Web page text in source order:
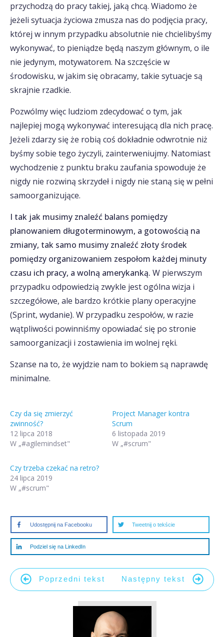
przychodzą do pracy takiej, jaką chcą. Wiadomo że
jeżeli sytuacja życiowa zmusza nas do podjęcia pracy,
której w innym przypadku absolutnie nie chcielibyśmy
wykonywać, to pieniądze będą naszym głównym, o ile
nie jedynym, motywatorem. Na szczęście w
środowisku, w jakim się obracamy, takie sytuacje są
skrajnie rzadkie.
Pozwólmy więc ludziom zdecydować o tym, jak
najlepiej mogą wykonywać interesującą dla nich pracę.
Jeżeli zdarzy się że robią coś dokładnie odwrotnie niż
byśmy sobie tego życzyli, zainterweniujmy. Natomiast
wychodzenie z punktu braku zaufania spowoduje że
nigdy nie rozwiną skrzydeł i nigdy nie staną się w pełni
samoorganizujące.
I tak jak musimy znaleźć balans pomiędzy
planowaniem długoterminowym, a gotowością na
zmiany, tak samo musimy znaleźć złoty środek
pomiędzy organizowaniem zespołom każdej minuty
czasu ich pracy, a wolną amerykanką. W pierwszym
przypadku odpowiedzią zwykle jest ogólna wizja i
szczegółowe, ale bardzo krótkie plany operacyjne
(Sprint, wydanie). W przypadku zespołów, w razie
wątpliwości powinniśmy opowiadać się po stronie
samoorganizacji i zostawienia im wolnej ręki.
Szanse na to, że wyjdzie nam to bokiem są naprawdę
minimalne.
Czy da się zmierzyć
zwinność?
12 lipca 2018
W „#agilemindset"
Project Manager kontra
Scrum
6 listopada 2019
W „#scrum"
Czy trzeba czekać na retro?
24 lipca 2019
W „#scrum"
Udostępnij na Facebooku Tweetnij o tekście
Podziel się na LinkedIn
Poprzedni tekst Następny tekst